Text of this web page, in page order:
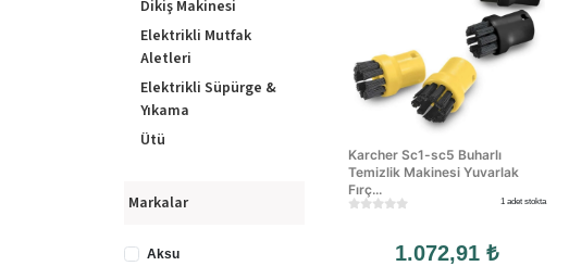
Dikiş Makinesi
Elektrikli Mutfak
Aletleri
Elektrikli Süpürge &
Yıkama
Ütü
Markalar
Aksu
Karcher Sc1-sc5 Buharlı
Temizlik Makinesi Yuvarlak
Fırç...
1 adet stokta
1.072,91 ₺